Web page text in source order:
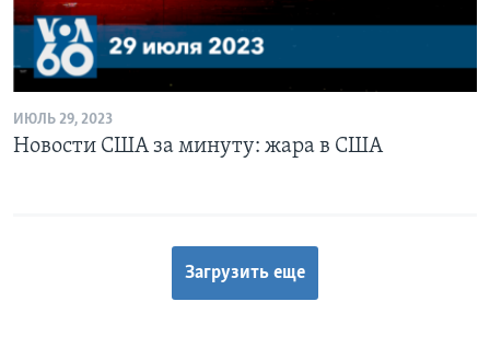
ИЮЛЬ 29, 2023
Новости США за минуту: жара в США
Загрузить еще